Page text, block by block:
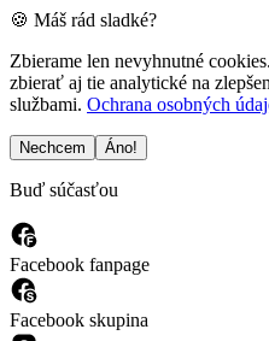
🍪 Máš rád sladké?
Zbierame len nevyhnutné
zbierať aj tie analytické na
službami. Ochrana osobných
Nechcem Áno!
Buď súčasťou
Facebook fanpage
Facebook skupina